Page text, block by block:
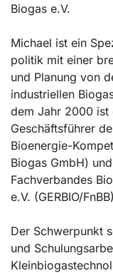
Biogas e.V.
Michael ist ein
politik mit einer
und Planung von
industriellen
dem Jahr 2000 ist
Geschäftsführer
Bioenergie-
Biogas GmbH)
Fachverbandes
e.V. (GERBIO/
Der Schwerpunkt
und